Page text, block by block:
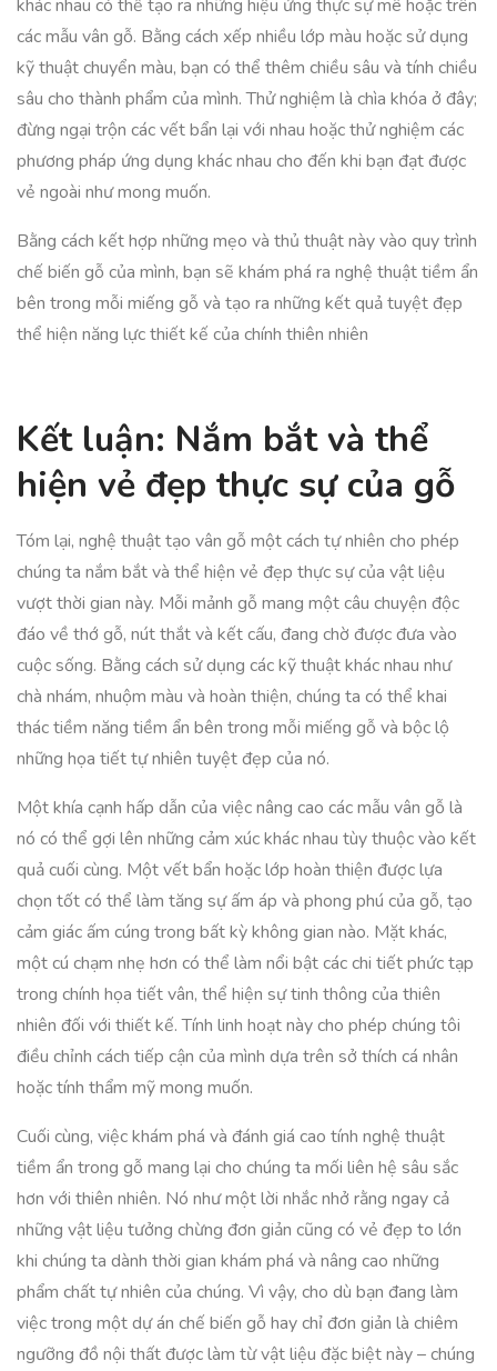
khác nhau có thể tạo ra những hiệu ứng thực sự mê hoặc trên
các mẫu vân gỗ. Bằng cách xếp nhiều lớp màu hoặc sử dụng
kỹ thuật chuyển màu, bạn có thể thêm chiều sâu và tính chiều
sâu cho thành phẩm của mình. Thử nghiệm là chìa khóa ở đây;
đừng ngại trộn các vết bẩn lại với nhau hoặc thử nghiệm các
phương pháp ứng dụng khác nhau cho đến khi bạn đạt được
vẻ ngoài như mong muốn.
Bằng cách kết hợp những mẹo và thủ thuật này vào quy trình
chế biến gỗ của mình, bạn sẽ khám phá ra nghệ thuật tiềm ẩn
bên trong mỗi miếng gỗ và tạo ra những kết quả tuyệt đẹp
thể hiện năng lực thiết kế của chính thiên nhiên
Kết luận: Nắm bắt và thể
hiện vẻ đẹp thực sự của gỗ
Tóm lại, nghệ thuật tạo vân gỗ một cách tự nhiên cho phép
chúng ta nắm bắt và thể hiện vẻ đẹp thực sự của vật liệu
vượt thời gian này. Mỗi mảnh gỗ mang một câu chuyện độc
đáo về thớ gỗ, nút thắt và kết cấu, đang chờ được đưa vào
cuộc sống. Bằng cách sử dụng các kỹ thuật khác nhau như
chà nhám, nhuộm màu và hoàn thiện, chúng ta có thể khai
thác tiềm năng tiềm ẩn bên trong mỗi miếng gỗ và bộc lộ
những họa tiết tự nhiên tuyệt đẹp của nó.
Một khía cạnh hấp dẫn của việc nâng cao các mẫu vân gỗ là
nó có thể gợi lên những cảm xúc khác nhau tùy thuộc vào kết
quả cuối cùng. Một vết bẩn hoặc lớp hoàn thiện được lựa
chọn tốt có thể làm tăng sự ấm áp và phong phú của gỗ, tạo
cảm giác ấm cúng trong bất kỳ không gian nào. Mặt khác,
một cú chạm nhẹ hơn có thể làm nổi bật các chi tiết phức tạp
trong chính họa tiết vân, thể hiện sự tinh thông của thiên
nhiên đối với thiết kế. Tính linh hoạt này cho phép chúng tôi
điều chỉnh cách tiếp cận của mình dựa trên sở thích cá nhân
hoặc tính thẩm mỹ mong muốn.
Cuối cùng, việc khám phá và đánh giá cao tính nghệ thuật
tiềm ẩn trong gỗ mang lại cho chúng ta mối liên hệ sâu sắc
hơn với thiên nhiên. Nó như một lời nhắc nhở rằng ngay cả
những vật liệu tưởng chừng đơn giản cũng có vẻ đẹp to lớn
khi chúng ta dành thời gian khám phá và nâng cao những
phẩm chất tự nhiên của chúng. Vì vậy, cho dù bạn đang làm
việc trong một dự án chế biến gỗ hay chỉ đơn giản là chiêm
ngưỡng đồ nội thất được làm từ vật liệu đặc biệt này – chúng